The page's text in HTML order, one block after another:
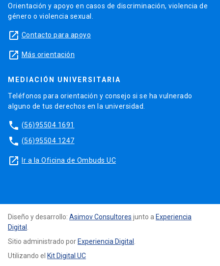
Orientación y apoyo en casos de discriminación, violencia de
género o violencia sexual.
launch Contacto para apoyo
launch Más orientación
MEDIACIÓN UNIVERSITARIA
Teléfonos para orientación y consejo si se ha vulnerado
alguno de tus derechos en la universidad.
phone (56)95504 1691
phone (56)95504 1247
launch Ir a la Oficina de Ombuds UC
Diseño y desarrollo: Asimov Consultores junto a Experiencia
Digital
Sitio administrado por Experiencia Digital
Utilizando el Kit Digital UC